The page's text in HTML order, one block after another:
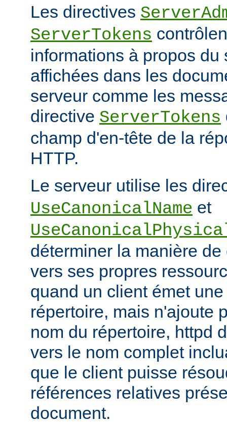
Les directives
ServerTokens
informations à propos du
affichées dans les
serveur comme les
directive ServerTokens
champ d'en-tête de la
HTTP.
Le serveur utilise les
UseCanonicalName et
déterminer la manière
vers ses propres
quand un client émet
répertoire, mais n'ajoute
nom du répertoire, httpd
vers le nom complet
que le client puisse
références relatives
document.